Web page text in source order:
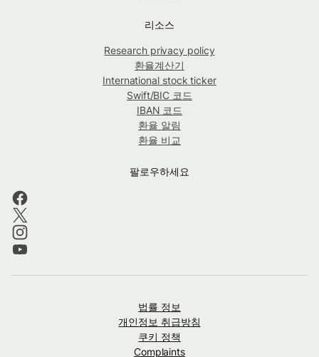
리소스
Research privacy policy
환율계산기
International stock ticker
Swift/BIC 코드
IBAN 코드
환율 알림
환율 비교
팔로우하세요
법률 정보
개인정보 취급방침
쿠키 정책
Complaints